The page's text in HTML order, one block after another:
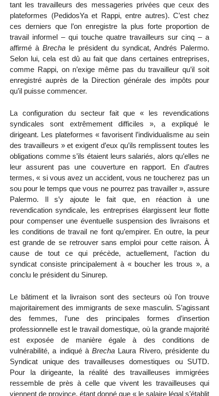
tant les travailleurs des messageries privées que ceux des
plateformes (PedidosYa et Rappi, entre autres). C’est chez
ces derniers que l’on enregistre la plus forte proportion de
travail informel – qui touche quatre travailleurs sur cinq – a
affirmé àBrecha le président du syndicat, Andrés Palermo.
Selon lui, cela est dû au fait que dans certaines entreprises,
comme Rappi, on n’exige même pas du travailleur qu’il soit
enregistré auprès de la Direction générale des impôts pour
qu’il puisse commencer.
La configuration du secteur fait que « les revendications
syndicales sont extrêmement difficiles », a expliqué le
dirigeant. Les plateformes « favorisent l’individualisme au sein
des travailleurs » et exigent d’eux qu’ils remplissent toutes les
obligations comme s’ils étaient leurs salariés, alors qu’elles ne
leur assurent pas une couverture en rapport. En d’autres
termes, « si vous avez un accident, vous ne toucherez pas un
sou pour le temps que vous ne pourrez pas travailler », assure
Palermo. Il s’y ajoute le fait que, en réaction à une
revendication syndicale, les entreprises élargissent leur flotte
pour compenser une éventuelle suspension des livraisons et
les conditions de travail ne font qu’empirer. En outre, la peur
est grande de se retrouver sans emploi pour cette raison. À
cause de tout ce qui précède, actuellement, l’action du
syndicat consiste principalement à « boucher les trous », a
conclu le président du Sinurep.
Le bâtiment et la livraison sont des secteurs où l’on trouve
majoritairement des immigrants de sexe masculin. S’agissant
des femmes, l’une des principales formes d’insertion
professionnelle est le travail domestique, où la grande majorité
est exposée de manière égale à des conditions de
vulnérabilité, a indiqué à Brecha Laura Rivero, présidente du
Syndicat unique des travailleuses domestiques ou SUTD.
Pour la dirigeante, la réalité des travailleuses immigrées
ressemble de près à celle que vivent les travailleuses qui
viennent de province, étant donné que « le salaire légal s’établit